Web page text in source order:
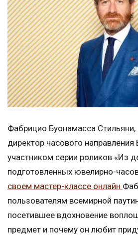
Фабрицио Буонамасса Стильяни,
директор часового направления
участником серии роликов «Из
подготовленных ювелирно-
своем мастер-классе онлайн
пользователям всемирной
посетившее вдохновение
предмет и почему он любит